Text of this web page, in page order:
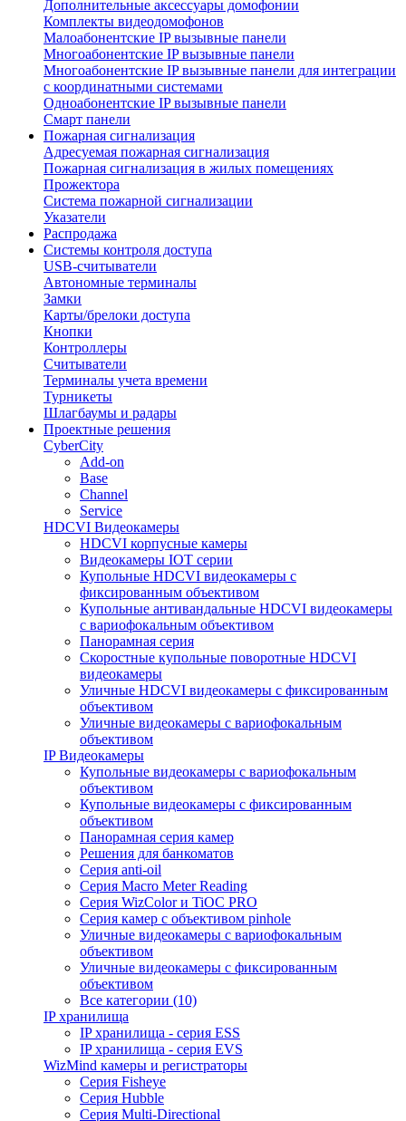
Дополнительные аксессуары домофонии
Комплекты видеодомофонов
Малоабонентские IP вызывные панели
Многоабонентские IP вызывные панели
Многоабонентские IP вызывные панели для интеграции
с координатными системами
Одноабонентские IP вызывные панели
Смарт панели
Пожарная сигнализация
Адресуемая пожарная сигнализация
Пожарная сигнализация в жилых помещениях
Прожектора
Система пожарной сигнализации
Указатели
Распродажа
Системы контроля доступа
USB-считыватели
Автономные терминалы
Замки
Карты/брелоки доступа
Кнопки
Контроллеры
Считыватели
Терминалы учета времени
Турникеты
Шлагбаумы и радары
Проектные решения
CyberCity
Add-on
Base
Channel
Service
HDCVI Видеокамеры
HDCVI корпусные камеры
Видеокамеры IOT серии
Купольные HDCVI видеокамеры с
фиксированным объективом
Купольные антивандальные HDCVI видеокамеры
с вариофокальным объективом
Панорамная серия
Скоростные купольные поворотные HDCVI
видеокамеры
Уличные HDCVI видеокамеры с фиксированным
объективом
Уличные видеокамеры с вариофокальным
объективом
IP Видеокамеры
Купольные видеокамеры с вариофокальным
объективом
Купольные видеокамеры с фиксированным
объективом
Панорамная серия камер
Решения для банкоматов
Серия anti-oil
Серия Macro Meter Reading
Серия WizColor и TiOC PRO
Серия камер с объективом pinhole
Уличные видеокамеры с вариофокальным
объективом
Уличные видеокамеры с фиксированным
объективом
Все категории (10)
IP хранилища
IP хранилища - серия ESS
IP хранилища - серия EVS
WizMind камеры и регистраторы
Серия Fisheye
Серия Hubble
Серия Multi-Directional